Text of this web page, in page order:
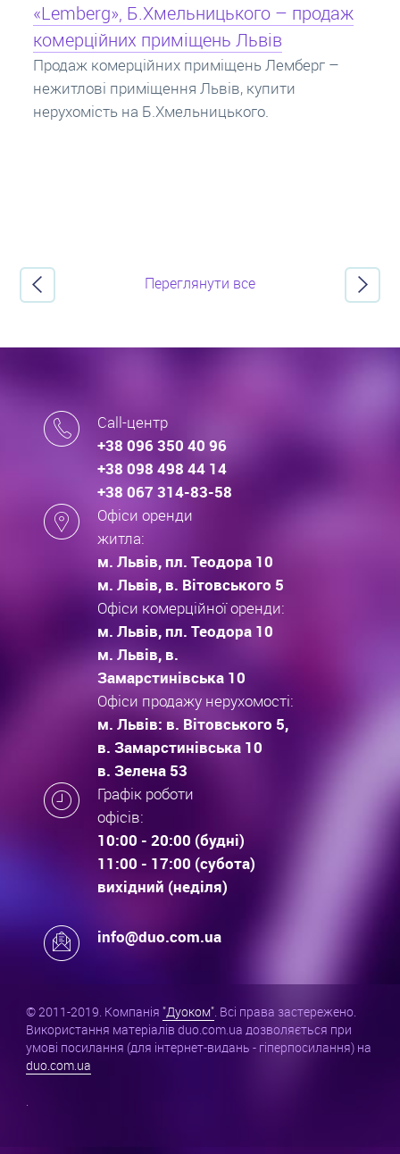
Кредит під заставу нерухомості: іпотека
Іпотека на квартиру – кредит на житло під
заставу нерухомості. Купити в іпотеку – що
потрібно знати? Консультація від Експертів
про іпотечні кредити.
Переглянути все
Call-центр
+38 096 350 40 96
+38 098 498 44 14
+38 067 314-83-58
Офіси оренди
житла:
м. Львів, пл. Теодора 10
м. Львів, в. Вітовського 5
Офіси комерційної оренди:
м. Львів, пл. Теодора 10
м. Львів, в.
Замарстинівська 10
Офіси продажу нерухомості:
м. Львів: в. Вітовського 5,
в. Замарстинівська 10
в. Зелена 53
Графік роботи
офісів:
10:00 - 20:00 (будні)
11:00 - 17:00 (субота)
вихідний (неділя)
info@duo.com.ua
© 2011-2019. Компанія "Дуоком". Всі права застережено.
Використання матеріалів duo.com.ua дозволяється при
умові посилання (для інтернет-видань - гіперпосилання) на
duo.com.ua
.